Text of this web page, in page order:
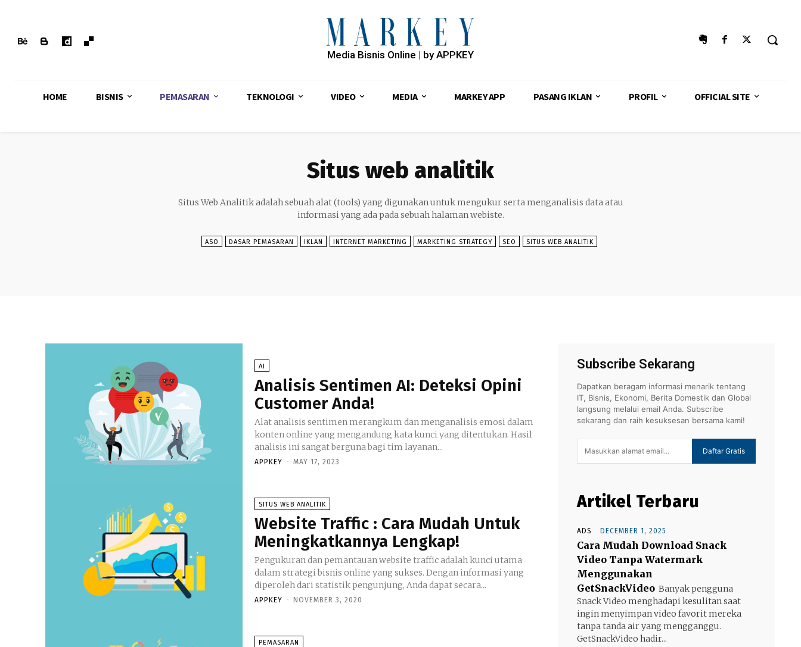
Media Bisnis Online | by APPKEY
HOME BISNIS PEMASARAN TEKNOLOGI VIDEO MEDIA MARKEY APP PASANG IKLAN PROFIL OFFICIAL SITE
Situs web analitik
Situs Web Analitik adalah sebuah alat (tools) yang digunakan untuk mengukur serta menganalisis data atau
informasi yang ada pada sebuah halaman webiste.
ASO DASAR PEMASARAN IKLAN INTERNET MARKETING MARKETING STRATEGY SEO SITUS WEB ANALITIK
AI
Analisis Sentimen AI: Deteksi Opini
Customer Anda!
Alat analisis sentimen merangkum dan menganalisis emosi dalam
konten online yang mengandung kata kunci yang ditentukan. Hasil
analisis ini sangat berguna bagi tim layanan...
APPKEY - MAY 17, 2023
SITUS WEB ANALITIK
Website Traffic : Cara Mudah Untuk
Meningkatkannya Lengkap!
Pengukuran dan pemantauan website traffic adalah kunci utama
dalam strategi bisnis online yang sukses. Dengan informasi yang
diperoleh dari statistik pengunjung, Anda dapat secara...
APPKEY - NOVEMBER 3, 2020
PEMASARAN
Subscribe Sekarang
Dapatkan beragam informasi menarik tentang
IT, Bisnis, Ekonomi, Berita Domestik dan Global
langsung melalui email Anda. Subscribe
sekarang dan raih kesuksesan bersama kami!
Daftar Gratis
Artikel Terbaru
ADS DECEMBER 1, 2025
Cara Mudah Download Snack
Video Tanpa Watermark
Menggunakan
GetSnackVideo Banyak pengguna
Snack Video menghadapi kesulitan saat
ingin menyimpan video favorit mereka
tanpa tanda air yang mengganggu.
GetSnackVideo hadir...